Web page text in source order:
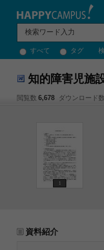
すべて タグ
知的障害児施
閲覧数 6,678 ダウンロード数
1
資料紹介